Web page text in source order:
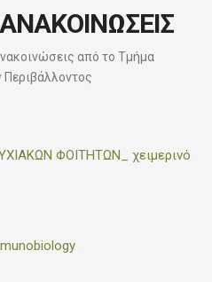
από το Τμήμα
ΦΟΙΤΗΤΩΝ_ χειμερινό